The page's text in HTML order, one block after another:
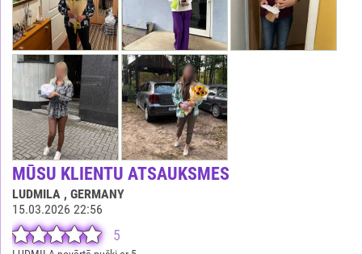
MŪSU KLIENTU ATSAUKSMES
LUDMILA , GERMANY
15.03.2026 22:56
5